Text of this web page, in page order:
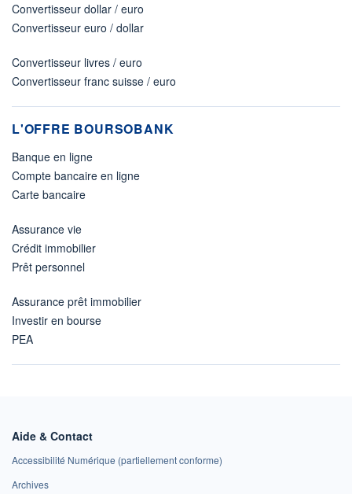
Convertisseur dollar / euro
Convertisseur euro / dollar
Convertisseur livres / euro
Convertisseur franc suisse / euro
L'OFFRE BOURSOBANK
Banque en ligne
Compte bancaire en ligne
Carte bancaire
Assurance vie
Crédit immobilier
Prêt personnel
Assurance prêt immobilier
Investir en bourse
PEA
Aide & Contact
Accessibilité Numérique (partiellement conforme)
Archives